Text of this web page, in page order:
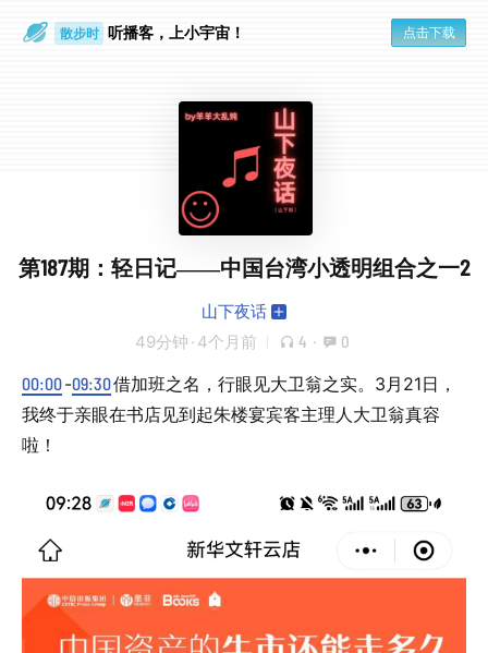
散步时 听播客，上小宇宙！ 点击下载
第187期：轻日记——中国台湾小透明组合之一2
山下夜话
49分钟 · 4个月前 4 · 0
00:00-09:30借加班之名，行眼见大卫翁之实。3月21日，
我终于亲眼在书店见到起朱楼宴宾客主理人大卫翁真容
啦！